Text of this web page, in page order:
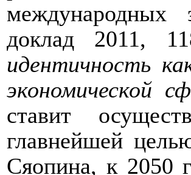
международных
доклад 2011,
идентичность
экономической
ставит
главнейшей
Сяопина, к 2050